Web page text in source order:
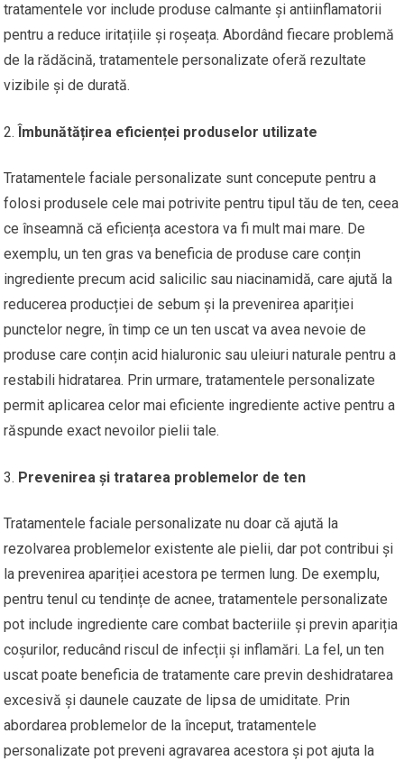
tratamentele vor include produse calmante și antiinflamatorii
pentru a reduce iritațiile și roșeața. Abordând fiecare problemă
de la rădăcină, tratamentele personalizate oferă rezultate
vizibile și de durată.
Îmbunătățirea eficienței produselor utilizate
Tratamentele faciale personalizate sunt concepute pentru a
folosi produsele cele mai potrivite pentru tipul tău de ten, ceea
ce înseamnă că eficiența acestora va fi mult mai mare. De
exemplu, un ten gras va beneficia de produse care conțin
ingrediente precum acid salicilic sau niacinamidă, care ajută la
reducerea producției de sebum și la prevenirea apariției
punctelor negre, în timp ce un ten uscat va avea nevoie de
produse care conțin acid hialuronic sau uleiuri naturale pentru a
restabili hidratarea. Prin urmare, tratamentele personalizate
permit aplicarea celor mai eficiente ingrediente active pentru a
răspunde exact nevoilor pielii tale.
Prevenirea și tratarea problemelor de ten
Tratamentele faciale personalizate nu doar că ajută la
rezolvarea problemelor existente ale pielii, dar pot contribui și
la prevenirea apariției acestora pe termen lung. De exemplu,
pentru tenul cu tendințe de acnee, tratamentele personalizate
pot include ingrediente care combat bacteriile și previn apariția
coșurilor, reducând riscul de infecții și inflamări. La fel, un ten
uscat poate beneficia de tratamente care previn deshidratarea
excesivă și daunele cauzate de lipsa de umiditate. Prin
abordarea problemelor de la început, tratamentele
personalizate pot preveni agravarea acestora și pot ajuta la